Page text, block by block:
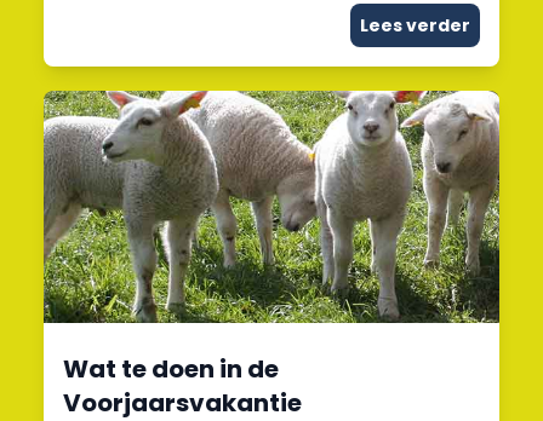
Lees verder
Wat te doen in de
Voorjaarsvakantie